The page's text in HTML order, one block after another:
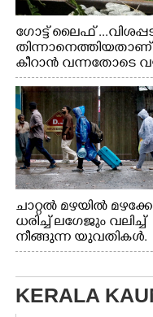
ഗോട്ട് ലൈഫ്
തിന്നാനെത്തിയതാണ്
കീറാൻ വന്നതോടെ
വേണ്ടിയായി
നിന്നുള്ള കാഴ്ച
ചാറ്റൽ മഴയിൽ
ധരിച്ച് ലഗേജും വലിച്ച്
നീങ്ങുന്ന യുവതികൾ.
എറണാകുളം
KERALA